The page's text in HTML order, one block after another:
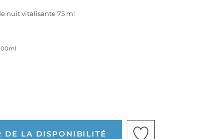
nuit vitalisante 75 ml
DE LA DISPONIBILITÉ